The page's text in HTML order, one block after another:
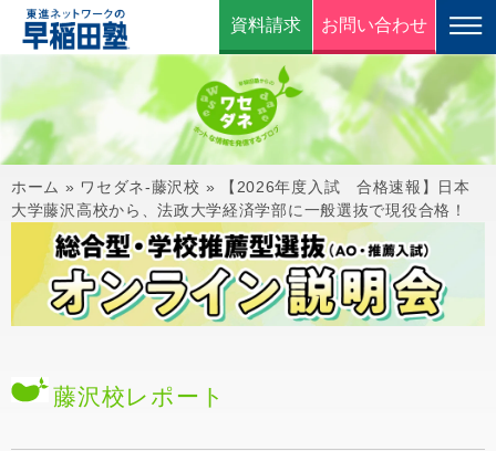
資料請求 お問い合わせ
ホーム » ワセダネ-藤沢校 »
【2026年度入試 合格速報】日本
大学藤沢高校から、法政大学経済学部に一般選抜で現役合格！
藤沢校レポート